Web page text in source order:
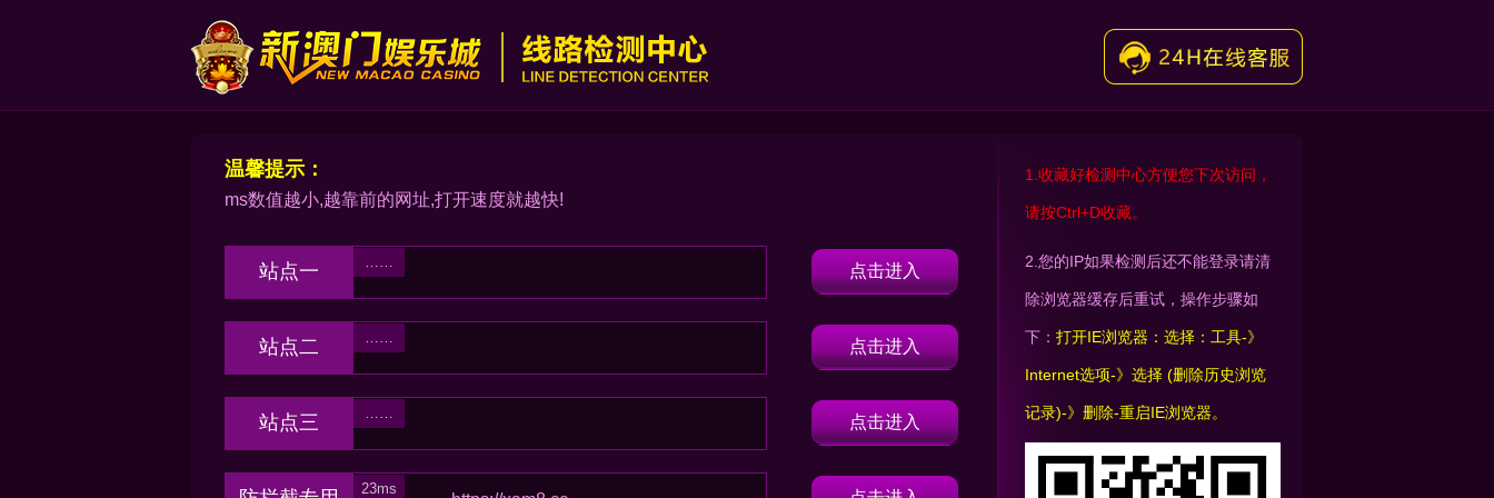
温馨提示：
ms数值越小,越靠前的网址,打开速度就越快!
站点一 点击进入
站点二 点击进入
站点三 点击进入
1.收藏好检测中心方便您下次访问，
请按Ctrl+D收藏。
2.您的IP如果检测后还不能登录请清
除浏览器缓存后重试，操作步骤如
下： 打开IE浏览器：选择：工具-》
Internet选项-》选择 (删除历史浏览
记录)-》删除-重启IE浏览器。